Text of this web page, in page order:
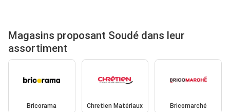
Magasins proposant Soudé dans leur
assortiment
Bricorama Chretien Matériaux Bricomarché